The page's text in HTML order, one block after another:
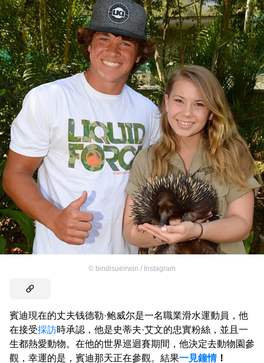
© bindisueirwin / Instagram
賓迪現在的丈夫钱德勒·鲍威尔是一名職業滑水運動員，他
在接受採訪時承認，他是史蒂夫·艾文的忠實粉絲，並且一
生都熱愛動物。在他的世界巡迴賽期間，他決定去動物園參
觀，幸運的是，賓迪那天正在參觀。結果一見鐘情！